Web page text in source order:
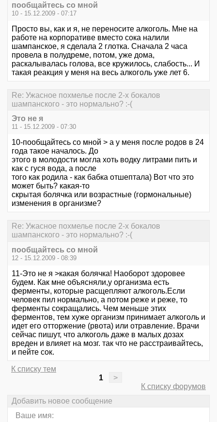
пообщайтесь со мной
10 - 15.12.2009 - 07:17
Просто вы, как и я, не переносите алкоголь. Мне на
работе на корпоративе вместо сока налили
шампанское, я сделала 2 глотка. Сначала 2 часа
провела в полудреме, потом, уже дома,
раскалывалась голова, все кружилось, слабость... И
такая реакция у меня на весь алкоголь уже лет 6.
Re: Ужасное похмелье после 2-х бокалов
шампанского - это нормально? :-(
Это не я
11 - 15.12.2009 - 07:30
10-пообщайтесь со мной > а у меня после родов в 24
года такое началось. До
этого в молодости могла хоть водку литрами пить и
как с гуся вода, а после
того как родила - как бабка отшептала) Вот что это
может быть? какая-то
скрытая болячка или возрастные (гормональные)
изменения в организме?
Re: Ужасное похмелье после 2-х бокалов
шампанского - это нормально? :-(
пообщайтесь со мной
12 - 15.12.2009 - 08:39
11-Это не я >какая болячка! Наоборот здоровее
будем. Как мне объясняли,у организма есть
ферменты, которые расщепляют алкоголь.Если
человек пил нормально, а потом реже и реже, то
ферменты сокращались. Чем меньше этих
ферментов, тем хуже организм принимает алкоголь и
идет его отторжение (рвота) или отравление. Врачи
сейчас пишут, что алкоголь даже в малых дозах
вреден и влияет на мозг. так что не расстраивайтесь,
и пейте сок.
К списку тем
1
>
К списку форумов
Добавить новое сообщение
Ваше имя: